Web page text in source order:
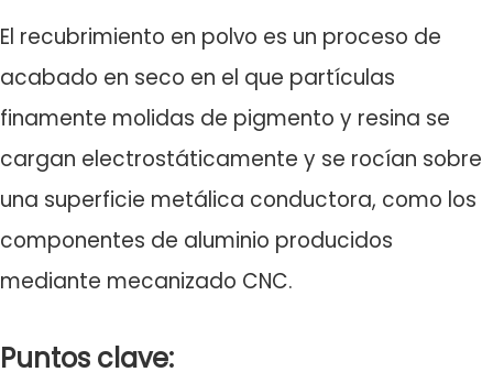
El recubrimiento en polvo es un proceso de
acabado en seco en el que partículas
finamente molidas de pigmento y resina se
cargan electrostáticamente y se rocían sobre
una superficie metálica conductora, como los
componentes de aluminio producidos
mediante mecanizado CNC.
Puntos clave: